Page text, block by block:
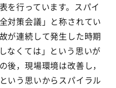
を行っています。スパイ
対策会議」と称されてい
が連続して発生した時期
なくては」という思いが
後，現場環境は改善し，
いう思いからスパイラル